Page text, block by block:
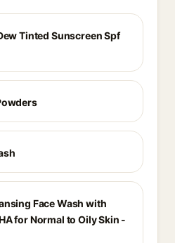
Tinted Sunscreen Spf
Face Wash with
for Normal to Oily Skin -